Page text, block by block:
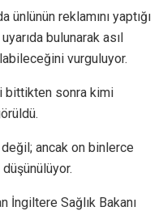
ünlünün reklamını yaptığı
bulunarak asıl
vurguluyor.
bittikten sonra kimi
ancak on binlerce
İngiltere Sağlık Bakanı